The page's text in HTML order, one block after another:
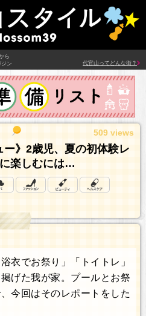
ら
ン
代官山ってどんな街？
509 views
ー》2歳児、夏の初体験レ
楽しむには…
衣でお祭り」「トイトレ」
げた我が家。プールとお祭
今回はそのレポートをした